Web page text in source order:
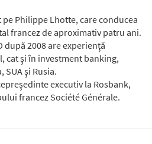
Philippe Lhotte, care conducea
francez de aproximativ patru ani.
după 2008 are experienţă
cat şi în investment banking,
SUA şi Rusia.
executiv la Rosbank,
francez Société Générale.